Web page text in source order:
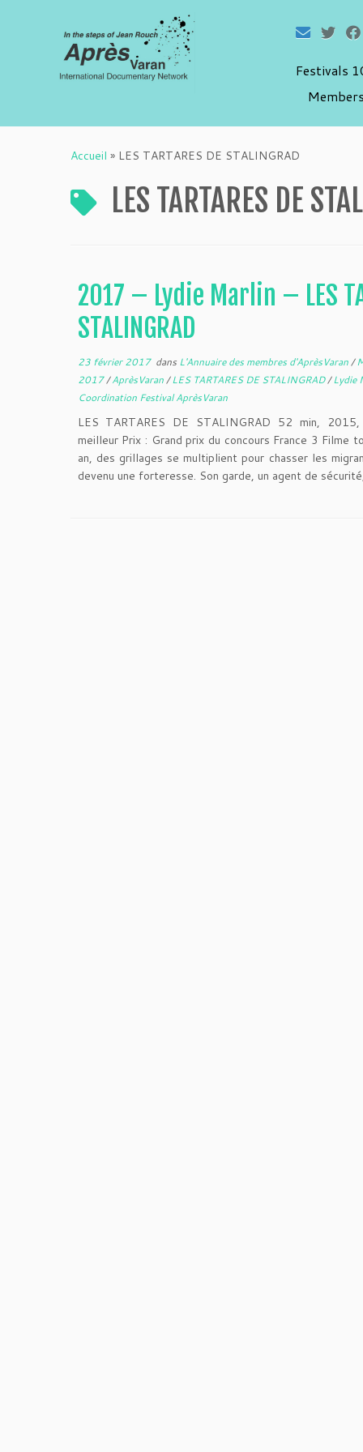
Festivals
Accueil » LES TARTARES DE STALINGRAD
LES TARTARES DE
2017 – Lydie Marlin – LES
STALINGRAD
23 février 2017dans L'Annuaire des membres d'AprèsVaran/
2017/AprèsVaran/LES TARTARES DE STALINGRAD/Lydie
Coordination Festival AprèsVaran
LES TARTARES DE STALINGRAD 52 min,
meilleur Prix : Grand prix du concours France 3 Filme
an, des grillages se multiplient pour chasser les
devenu une forteresse. Son garde, un agent de